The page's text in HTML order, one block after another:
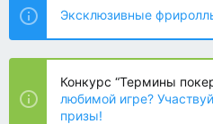
о
р
т
е
ы
н
а
ч
л
а
Эксклюзивные
Конкурс “Термины
любимой игре?
призы!